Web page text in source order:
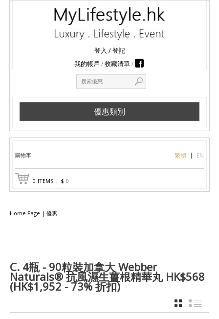
登入 /登記
我的帳戶
收藏清單
優惠類別
購物車 繁體 EN
0 ITEMS | $ 0
Home Page | 優惠
C. 4瓶 - 90粒裝加拿大 Webber
Naturals® 抗風濕生薑根精華丸 HK$568
(HK$1,952 - 73% 折扣)
GRID